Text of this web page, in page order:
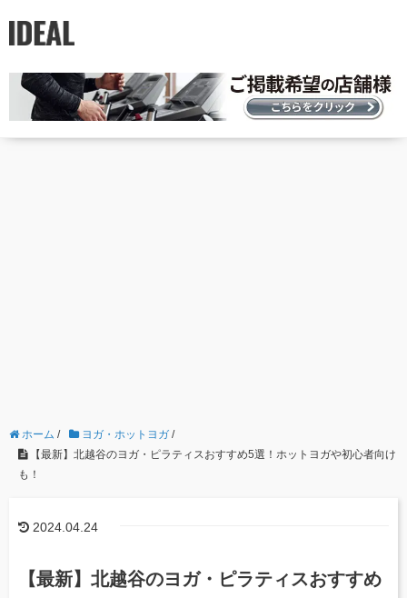
ホーム / ヨガ・ホットヨガ /
【最新】北越谷のヨガ・ピラティスおすすめ5選！ホットヨガや初心者向け
も！
2024.04.24
【最新】北越谷のヨガ・ピラティスおすすめ